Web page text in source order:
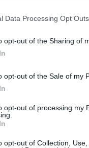
Data Processing Opt Outs
opt-out of the Sharing of
opt-out of the Sale of my
opt-out of processing my
opt-out of Collection,
akimirką
Mėsainių
paruošimo